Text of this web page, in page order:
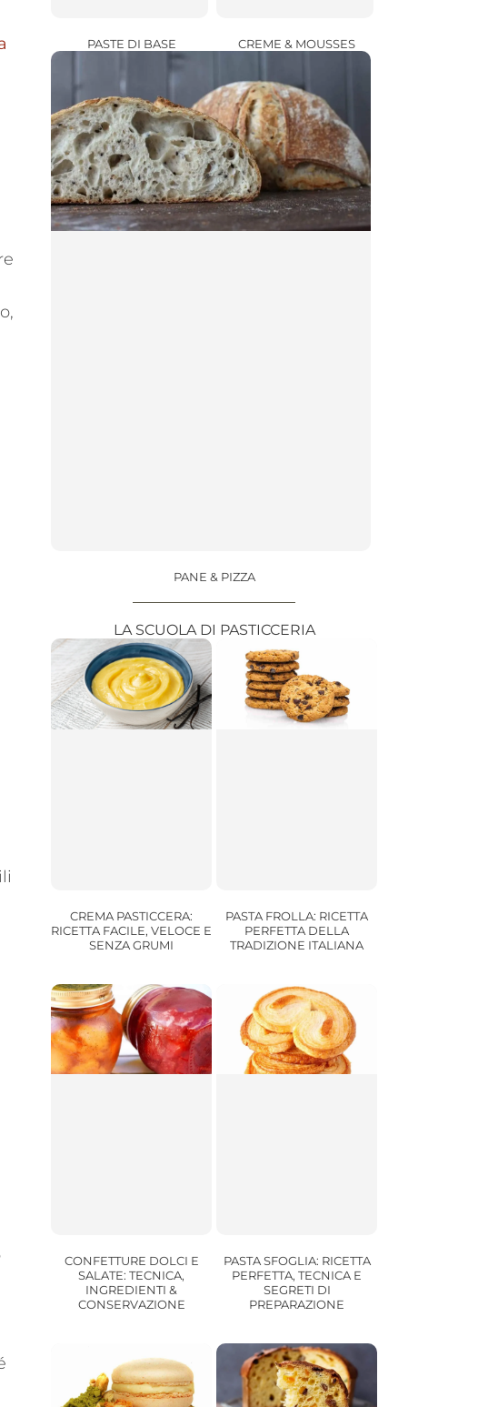
PASTE DI BASE CREME & MOUSSES
PANE & PIZZA
LA SCUOLA DI PASTICCERIA
CREMA PASTICCERA:
RICETTA FACILE, VELOCE E
SENZA GRUMI
PASTA FROLLA: RICETTA
PERFETTA DELLA
TRADIZIONE ITALIANA
CONFETTURE DOLCI E
SALATE: TECNICA,
INGREDIENTI &
CONSERVAZIONE
PASTA SFOGLIA: RICETTA
PERFETTA, TECNICA E
SEGRETI DI
PREPARAZIONE